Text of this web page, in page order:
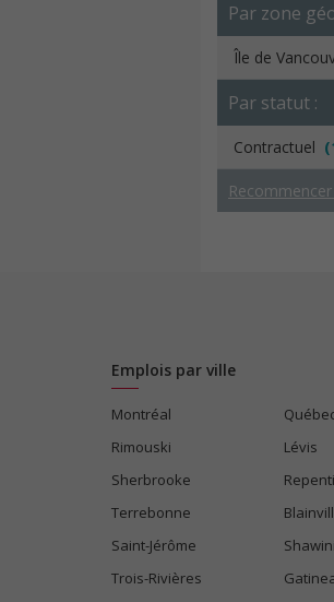
Par zone
Île de
Par statut :
Contractuel
Emplois par ville
Montréal
Rimouski
Lévis
Sherbrooke
Terrebonne
Saint-Jérôme
Trois-Rivières